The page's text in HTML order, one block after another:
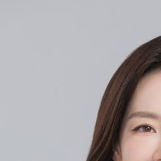
배경엔 美의 대한국 무역적자 있어"
구협회…초유의 압수수색에 '충격·당
최고치 경신…영등포 순간 '40도'
가 압수수색…내란 중요임무종사 혐의
복…0.26% 오른 801.67 마감
인트(4.58%) 내린 6296.38 마감